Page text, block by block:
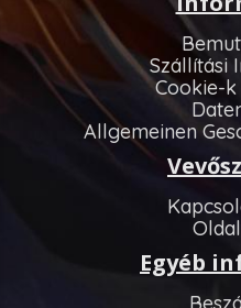
Szállítási
Cookie-k
Allgemeinen
Egyéb